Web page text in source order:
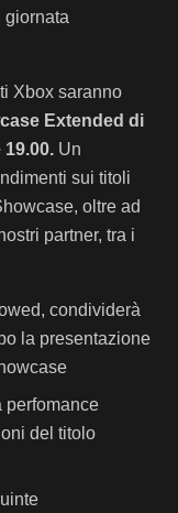
giornata
Xbox saranno
Extended di
Un
sui titoli
oltre ad
partner, tra i
condividerà
la presentazione
perfomance
del titolo